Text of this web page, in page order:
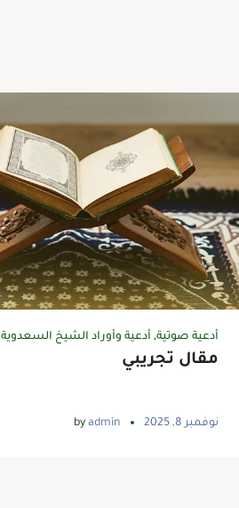
أدعية صوتية, أدعية وأوراد الشيخ السعدوية
مقال تجريبي
نوفمبر 8, 2025 by admin